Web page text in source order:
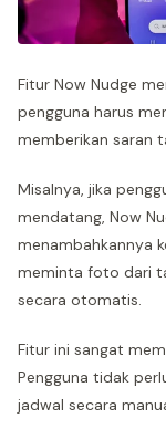
Fitur Now Nudge
pengguna harus
memberikan saran
Misalnya, jika
mendatang, Now
menambahkannya
meminta foto dari
secara otomatis.
Fitur ini sangat
Pengguna tidak
jadwal secara